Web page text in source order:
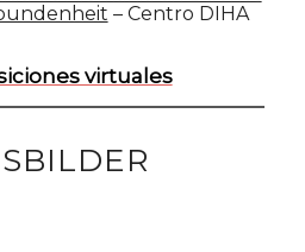
– Centro DIHA
virtuales